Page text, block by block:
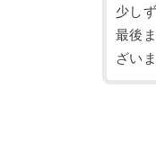
少し
最後
ざい